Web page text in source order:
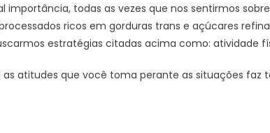
todas as vezes que nos sentirmos
ricos em gorduras trans e açúcares
estratégias citadas acima como: atividade
atitudes que você toma perante as situações faz